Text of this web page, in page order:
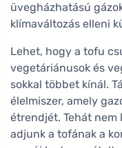
üvegházhatású
klímaváltozás elleni
Lehet, hogy a tofu
vegetáriánusok és
sokkal többet kínál.
élelmiszer, amely
étrendjét. Tehát
adjunk a tofának a